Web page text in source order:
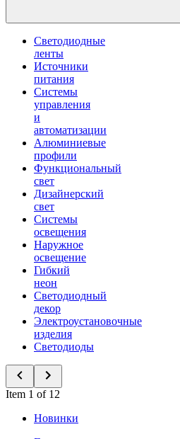
Светодиодные
ленты
Источники
питания
Системы
управления
и
автоматизации
Алюминиевые
профили
Функциональный
свет
Дизайнерский
свет
Системы
освещения
Наружное
освещение
Гибкий
неон
Светодиодный
декор
Электроустановочные
изделия
Светодиоды
Item 1 of 12
Новинки